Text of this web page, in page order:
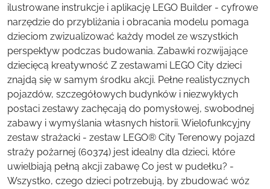
ilustrowane instrukcje i aplikację LEGO Builder - cyfrowe
narzędzie do przybliżania i obracania modelu pomaga
dzieciom zwizualizować każdy model ze wszystkich
perspektyw podczas budowania. Zabawki rozwijające
dziecięcą kreatywność Z zestawami LEGO City dzieci
znajdą się w samym środku akcji. Pełne realistycznych
pojazdów, szczegółowych budynków i niezwykłych
postaci zestawy zachęcają do pomysłowej, swobodnej
zabawy i wymyślania własnych historii. Wielofunkcyjny
zestaw strażacki - zestaw LEGO® City Terenowy pojazd
straży pożarnej (60374) jest idealny dla dzieci, które
uwielbiają pełną akcji zabawę Co jest w pudełku? -
Wszystko, czego dzieci potrzebują, by zbudować wóz